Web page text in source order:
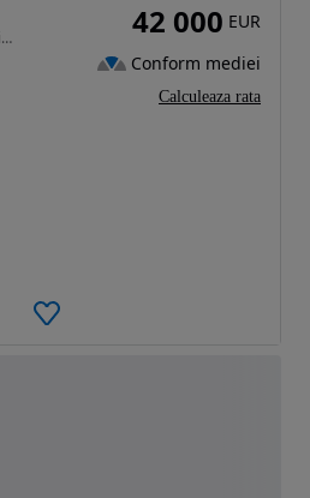
1332 cm3 • 163 CP • Primul proprietar, AMG premium, trapa panoramica, +cauciucuri iarna 42 000 EUR
Conform mediei
Calculeaza rata